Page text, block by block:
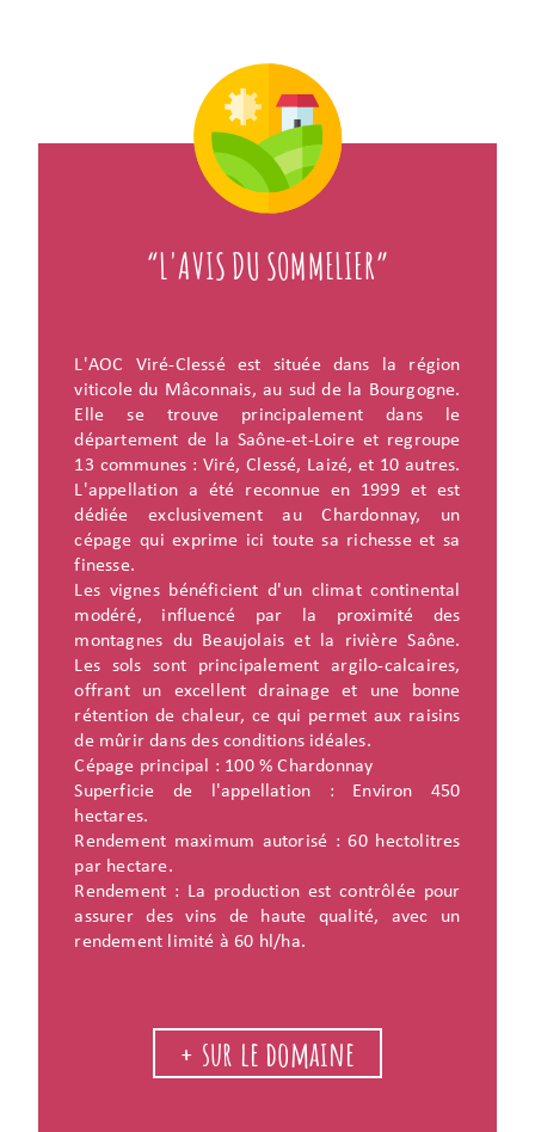
“L'AVIS DU SOMMELIER”
L'AOC Viré-Clessé est située dans la région
viticole du Mâconnais, au sud de la Bourgogne.
Elle se trouve principalement dans le
département de la Saône-et-Loire et regroupe
13 communes : Viré, Clessé, Laizé, et 10 autres.
L'appellation a été reconnue en 1999 et est
dédiée exclusivement au Chardonnay, un
cépage qui exprime ici toute sa richesse et sa
finesse.
Les vignes bénéficient d'un climat continental
modéré, influencé par la proximité des
montagnes du Beaujolais et la rivière Saône.
Les sols sont principalement argilo-calcaires,
offrant un excellent drainage et une bonne
rétention de chaleur, ce qui permet aux raisins
de mûrir dans des conditions idéales.
Cépage principal : 100 % Chardonnay
Superficie de l'appellation : Environ 450
hectares.
Rendement maximum autorisé : 60 hectolitres
par hectare.
Rendement : La production est contrôlée pour
assurer des vins de haute qualité, avec un
rendement limité à 60 hl/ha.
+ sur le domaine